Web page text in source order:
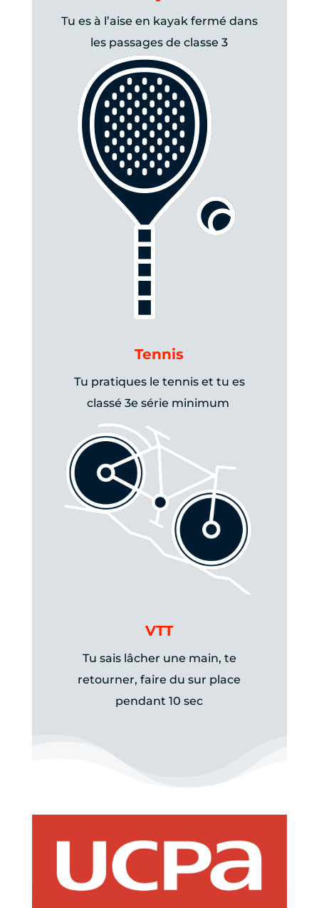
Tu es à l’aise en kayak fermé dans
les passages de classe 3
Tennis
Tu pratiques le tennis et tu es
classé 3e série minimum
VTT
Tu sais lâcher une main, te
retourner, faire du sur place
pendant 10 sec